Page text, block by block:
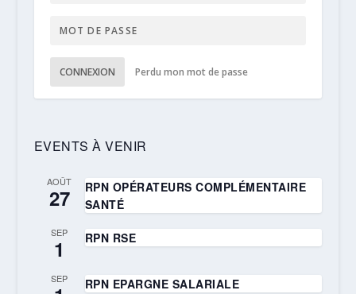
CONNEXION Perdu mon mot de passe
EVENTS À VENIR
AOÛT
27
RPN OPÉRATEURS COMPLÉMENTAIRE
SANTÉ
SEP
1 RPN RSE
SEP RPN EPARGNE SALARIALE